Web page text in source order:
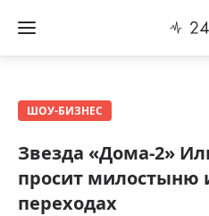
ШОУ-БИЗНЕС
Звезда «Дома-2»
просит милостыню
переходах